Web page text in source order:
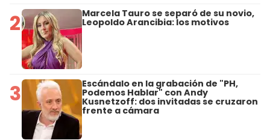
2 Marcela Tauro se separó de su novio,
Leopoldo Arancibia: los motivos
3 Escándalo en la grabación de "PH,
Podemos Hablar" con Andy
Kusnetzoff: dos invitadas se cruzaron
frente a cámara